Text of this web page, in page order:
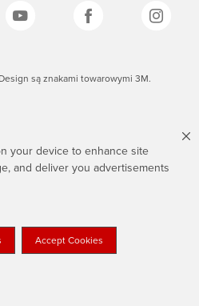
your device to enhance site
and deliver you advertisements
Accept Cookies
są znakami towarowymi 3M.